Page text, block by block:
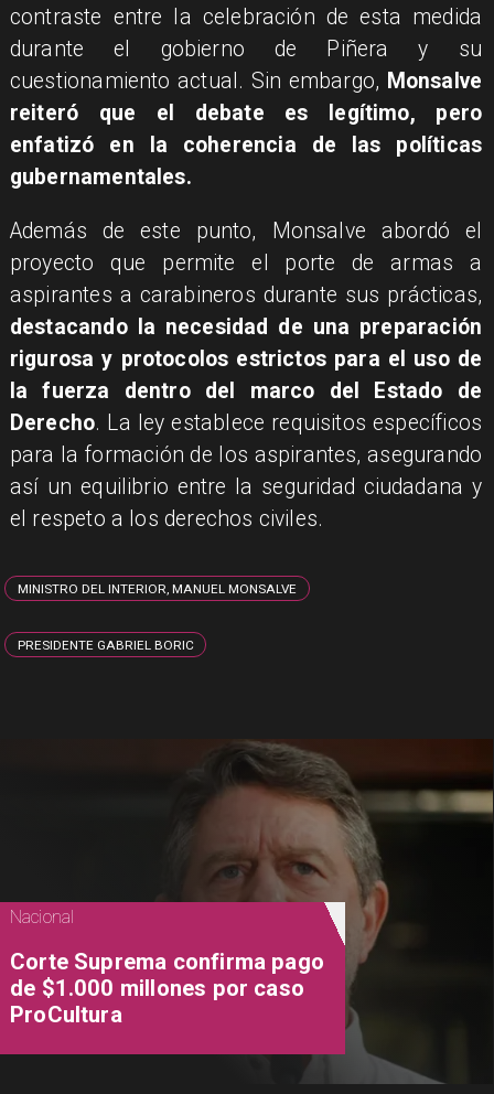
contraste entre la celebración de esta medida
durante el gobierno de Piñera y su
cuestionamiento actual. Sin embargo, Monsalve
reiteró que el debate es legítimo, pero
enfatizó en la coherencia de las políticas
gubernamentales.
Además de este punto, Monsalve abordó el
proyecto que permite el porte de armas a
aspirantes a carabineros durante sus prácticas,
destacando la necesidad de una preparación
rigurosa y protocolos estrictos para el uso de
la fuerza dentro del marco del Estado de
Derecho. La ley establece requisitos específicos
para la formación de los aspirantes, asegurando
así un equilibrio entre la seguridad ciudadana y
el respeto a los derechos civiles.
MINISTRO DEL INTERIOR, MANUEL MONSALVE
PRESIDENTE GABRIEL BORIC
Nacional
Corte Suprema confirma pago
de $1.000 millones por caso
ProCultura